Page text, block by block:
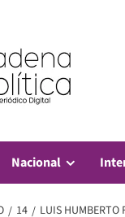
Nacional
14 LUIS HUMBERTO